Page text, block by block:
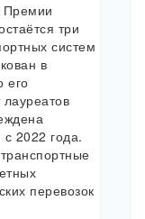
Премии
три
систем
в
его
2022 года.
перевозок